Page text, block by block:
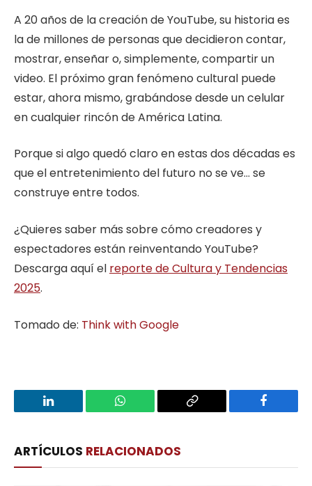
A 20 años de la creación de YouTube, su historia es
la de millones de personas que decidieron contar,
mostrar, enseñar o, simplemente, compartir un
video. El próximo gran fenómeno cultural puede
estar, ahora mismo, grabándose desde un celular
en cualquier rincón de América Latina.
Porque si algo quedó claro en estas dos décadas es
que el entretenimiento del futuro no se ve… se
construye entre todos.
¿Quieres saber más sobre cómo creadores y
espectadores están reinventando YouTube?
Descarga aquí el reporte de Cultura y Tendencias
2025.
Tomado de: Think with Google
LinkedIn WhatsApp
Copy
Facebook
ARTÍCULOS RELACIONADOS